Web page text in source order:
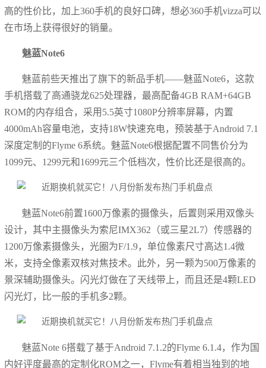
高的性价比，加上360手机的良好口碑，想必360手机vizza可以
在市场上获得很好的销量。
魅蓝Note6
魅蓝前些天推出了旗下的新品手机——魅蓝Note6，这款
手机搭载了高通骁龙625处理器，最高配备4GB RAM+64GB
ROM的内存组合，采用5.5英寸1080P分辨率屏幕，内置
4000mAh容量电池，支持18W快速充电，预装基于Android 7.1
深度定制的Flyme 6系统。魅蓝Note6根据配置不同售价分为
1099元、1299元和1699元三个低档次，性价比还是很高的。
魅蓝Note6前置1600万像素的摄像头，后置则采用双像头
设计，其中主摄像头为索尼IMX362（或三星2L7）传感器的
1200万像素摄像头，光圈为F/1.9，单位像素尺寸高达1.4微
米，支持全像素双核对焦技术。此外，另一颗为500万像素的
景深辅助摄像头。闪光灯做在了天线带上，而且还是4颗LED
闪光灯，比一般的手机多2颗。
魅蓝Note 6搭载了基于Android 7.1.2的Flyme 6.1.4，作为国
内好评度最高的定制化ROM之一，Flyme有着相当独到的地